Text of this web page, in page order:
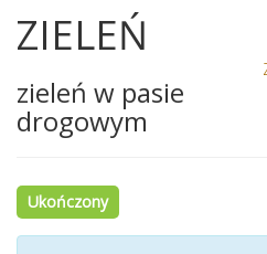
ZIELEŃ
zieleń w pasie
drogowym
Ukończony